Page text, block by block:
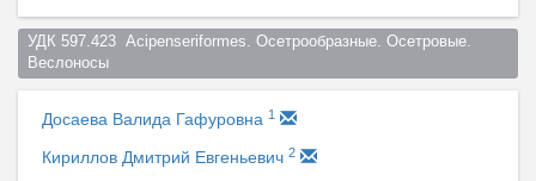
УДК 597.423  Acipenseriformes. Осетрообразные. Осетровые.
Веслоносы
Досаева Валида Гафуровна 1
Кириллов Дмитрий Евгеньевич 2